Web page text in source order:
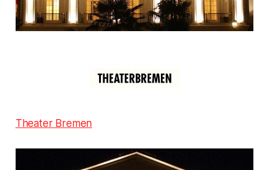
Theater Bremen